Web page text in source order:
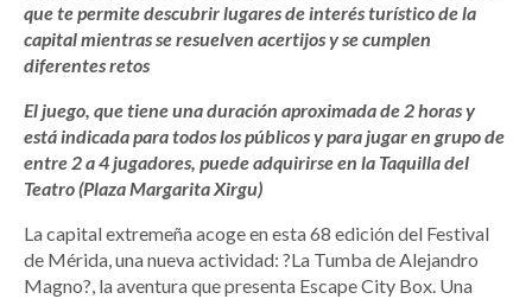
que te permite descubrir lugares de interés turístico de la
capital mientras se resuelven acertijos y se cumplen
diferentes retos
El juego, que tiene una duración aproximada de 2 horas y
está indicada para todos los públicos y para jugar en grupo de
entre 2 a 4 jugadores, puede adquirirse en la Taquilla del
Teatro (Plaza Margarita Xirgu)
La capital extremeñaacoge en esta 68 edicióndel Festival
de Mérida, una nueva actividad: ?La Tumba de Alejandro
Magno?, la aventura que presenta Escape City Box. Una